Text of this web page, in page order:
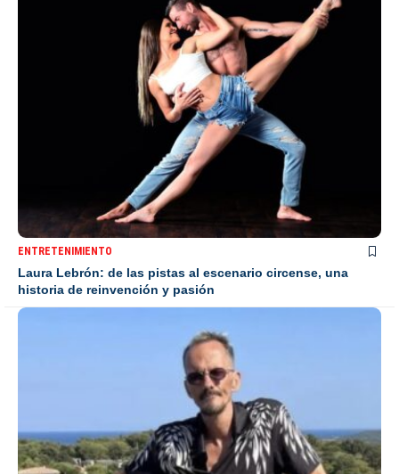
ENTRETENIMIENTO
Laura Lebrón: de las pistas al escenario circense, una
historia de reinvención y pasión